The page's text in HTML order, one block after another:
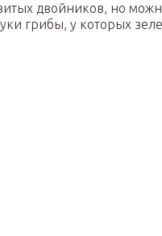
двойников, но
грибы, у которых